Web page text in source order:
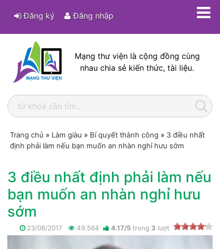
Đăng ký Đăng nhập
Mạng thư viện là cộng đồng cùng
nhau chia sẻ kiến thức, tài liệu.
Trang chủ » Làm giàu » Bí quyết thành công » 3 điều nhất
định phải làm nếu bạn muốn an nhàn nghỉ hưu sớm
3 điều nhất định phải làm nếu
bạn muốn an nhàn nghỉ hưu
sớm
23/08/2017 49.564 4.17/5 trong 3 lượt